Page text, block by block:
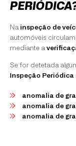
Na inspeção de
automóveis
mediante a
Se for detetada
Inspeção Periódica
anomalia de
anomalia de
anomalia de